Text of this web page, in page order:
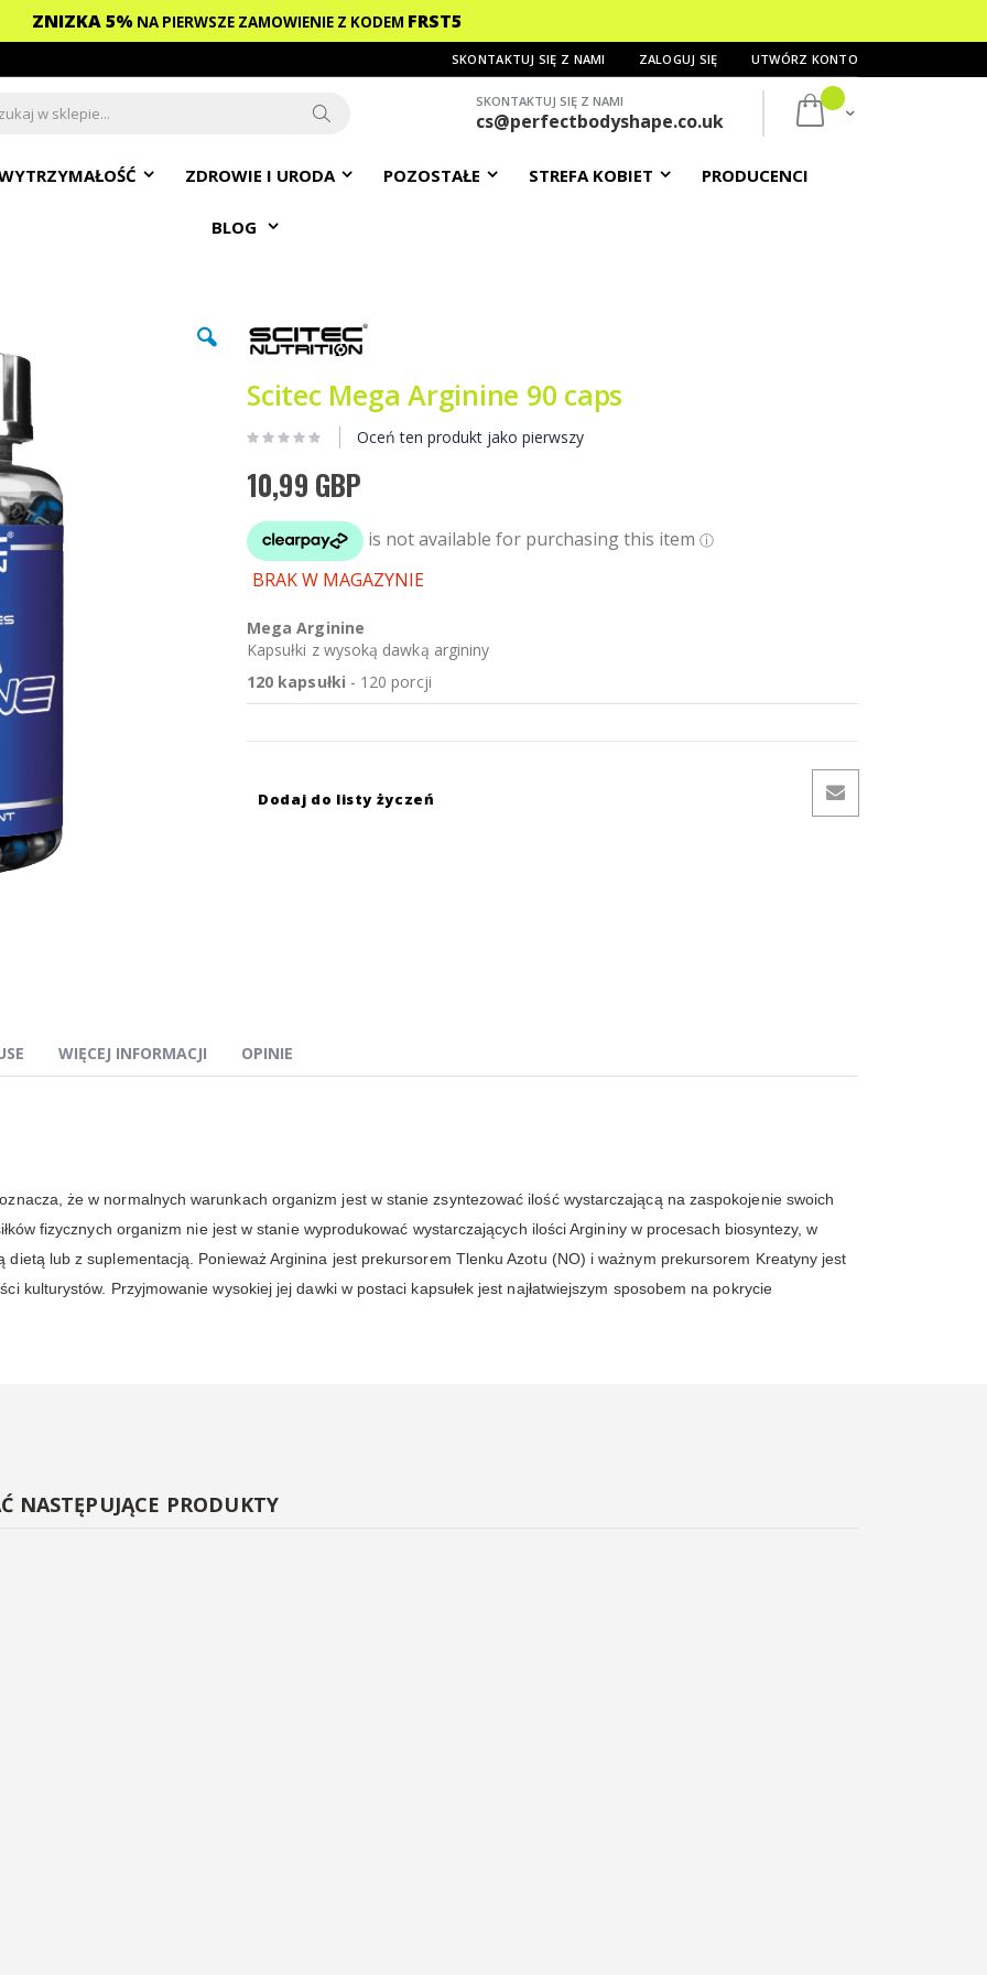
ZNIZKA 5% NA PIERWSZE ZAMOWIENIE Z KODEM FRST5
SKONTAKTUJ SIĘ Z NAMI ZALOGUJ SIĘ UTWÓRZ KONTO
Mój koszyk
SKONTAKTUJ SIĘ Z NAMI
cs@perfectbodyshape.co.uk
ZDROWIE I URODA POZOSTAŁE STREFA KOBIET PRODUCENCI
BLOG
Scitec Mega Arginine 90 caps
Oceń ten produkt jako pierwszy
10,99 GBP
BRAK W MAGAZYNIE
Mega Arginine
Kapsułki z wysoką dawką argininy
120 kapsułki - 120 porcji
Dodaj do listy życzeń
że w normalnych warunkach organizm jest w stanie zsyntezować ilość wystarczającą na zaspokojenie swoich
fizycznych organizm nie jest w stanie wyprodukować wystarczających ilości Argininy w procesach biosyntezy, w
lub z suplementacją. Ponieważ Arginina jest prekursorem Tlenku Azotu (NO) i ważnym prekursorem Kreatyny jest
kulturystów. Przyjmowanie wysokiej jej dawki w postaci kapsułek jest najłatwiejszym sposobem na pokrycie
WIĘCEJ INFORMACJI OPINIE
NASTĘPUJĄCE PRODUKTY